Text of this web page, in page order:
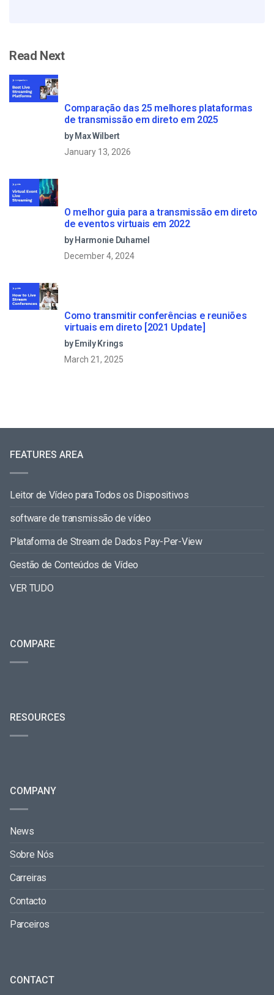
Read Next
Comparação das 25 melhores plataformas
de transmissão em direto em 2025
by Max Wilbert
January 13, 2026
O melhor guia para a transmissão em direto
de eventos virtuais em 2022
by Harmonie Duhamel
December 4, 2024
Como transmitir conferências e reuniões
virtuais em direto [2021 Update]
by Emily Krings
March 21, 2025
FEATURES AREA
Leitor de Vídeo para Todos os Dispositivos
software de transmissão de vídeo
Plataforma de Stream de Dados Pay-Per-View
Gestão de Conteúdos de Vídeo
VER TUDO
COMPARE
RESOURCES
COMPANY
News
Sobre Nós
Carreiras
Contacto
Parceiros
CONTACT